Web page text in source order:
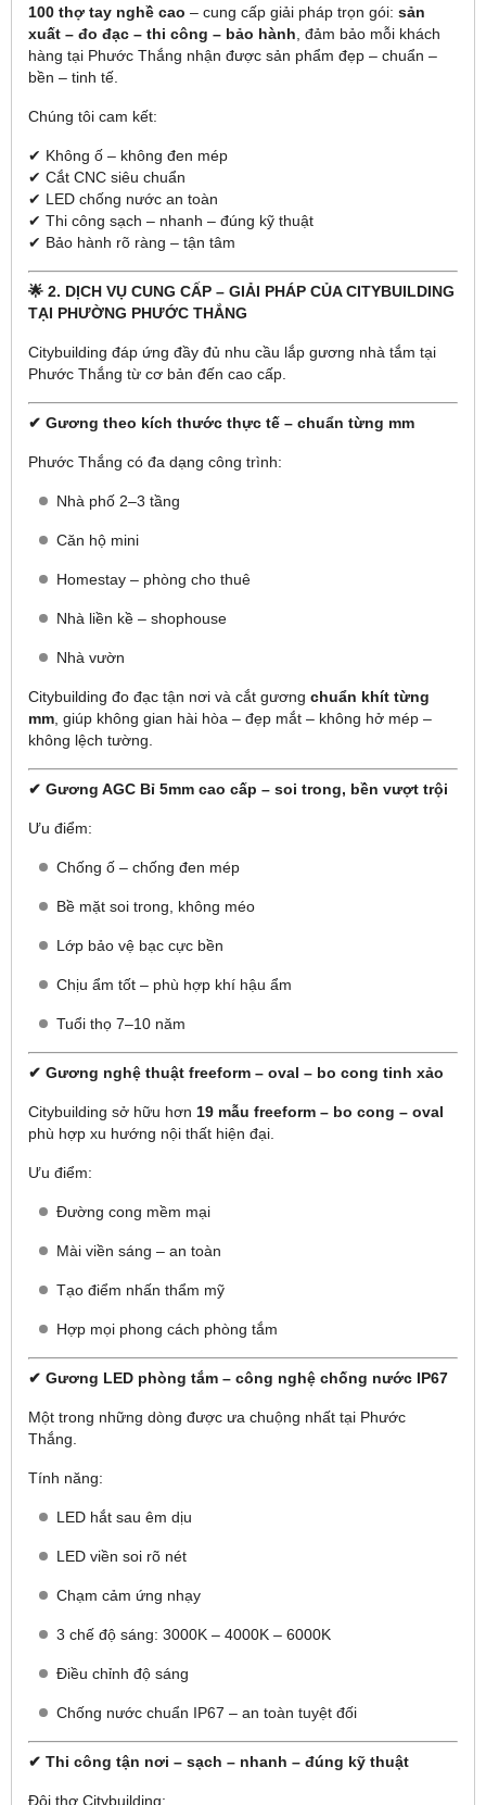
100 thợ tay nghề cao – cung cấp giải pháp trọn gói: sản
xuất – đo đạc – thi công – bảo hành , đảm bảo mỗi khách
hàng tại Phước Thắng nhận được sản phẩm đẹp – chuẩn –
bền – tinh tế.
Chúng tôi cam kết:
✔ Không ố – không đen mép
✔ Cắt CNC siêu chuẩn
✔ LED chống nước an toàn
✔ Thi công sạch – nhanh – đúng kỹ thuật
✔ Bảo hành rõ ràng – tận tâm
🌟 2. DỊCH VỤ CUNG CẤP – GIẢI PHÁP CỦA CITYBUILDING
TẠI PHƯỜNG PHƯỚC THẮNG
Citybuilding đáp ứng đầy đủ nhu cầu lắp gương nhà tắm tại
Phước Thắng từ cơ bản đến cao cấp.
✔ Gương theo kích thước thực tế – chuẩn từng mm
Phước Thắng có đa dạng công trình:
Nhà phố 2–3 tầng
Căn hộ mini
Homestay – phòng cho thuê
Nhà liền kề – shophouse
Nhà vườn
Citybuilding đo đạc tận nơi và cắt gương chuẩn khít từng
mm , giúp không gian hài hòa – đẹp mắt – không hở mép –
không lệch tường.
✔ Gương AGC Bỉ 5mm cao cấp – soi trong, bền vượt trội
Ưu điểm:
Chống ố – chống đen mép
Bề mặt soi trong, không méo
Lớp bảo vệ bạc cực bền
Chịu ẩm tốt – phù hợp khí hậu ẩm
Tuổi thọ 7–10 năm
✔ Gương nghệ thuật freeform – oval – bo cong tinh xảo
Citybuilding sở hữu hơn 19 mẫu freeform – bo cong – oval
phù hợp xu hướng nội thất hiện đại.
Ưu điểm:
Đường cong mềm mại
Mài viền sáng – an toàn
Tạo điểm nhấn thẩm mỹ
Hợp mọi phong cách phòng tắm
✔ Gương LED phòng tắm – công nghệ chống nước IP67
Một trong những dòng được ưa chuộng nhất tại Phước
Thắng.
Tính năng:
LED hắt sau êm dịu
LED viền soi rõ nét
Chạm cảm ứng nhạy
3 chế độ sáng: 3000K – 4000K – 6000K
Điều chỉnh độ sáng
Chống nước chuẩn IP67 – an toàn tuyệt đối
✔ Thi công tận nơi – sạch – nhanh – đúng kỹ thuật
Đội thợ Citybuilding: